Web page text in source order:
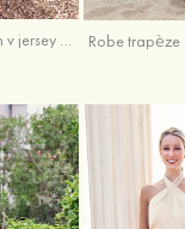
Trumpette/Sirène col en v jersey ras du sol robe de demoiselle d'honneur